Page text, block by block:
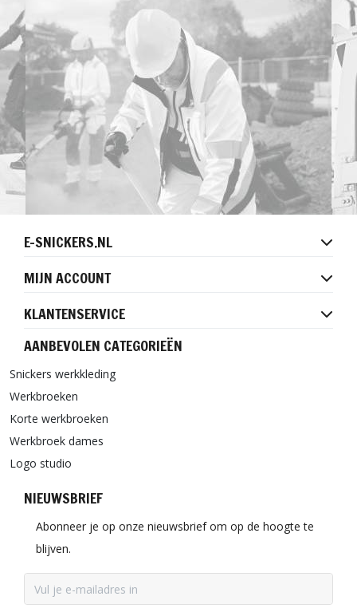
E-SNICKERS.NL
MIJN ACCOUNT
KLANTENSERVICE
AANBEVOLEN CATEGORIEËN
Snickers werkkleding
Werkbroeken
Korte werkbroeken
Werkbroek dames
Logo studio
NIEUWSBRIEF
Abonneer je op onze nieuwsbrief om op de hoogte te
blijven.